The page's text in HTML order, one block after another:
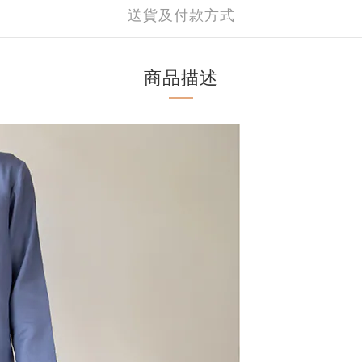
送貨及付款方式
商品描述